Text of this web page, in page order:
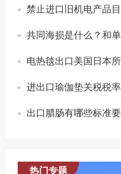
禁止进口旧机电产品
共同海损是什么？和单独
电热毯出口美国日本
进出口瑜伽垫关税税
出口腊肠有哪些标准
热门专题